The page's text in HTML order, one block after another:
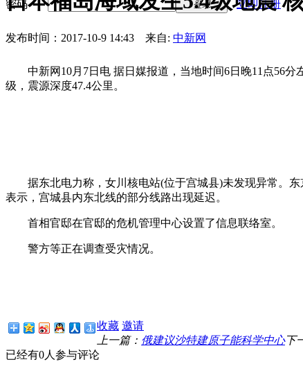
密码 登录 立即注册
发布时间：2017-10-9 14:43 来自: 中新网
中新网 10月 7日电 据日媒报道，当地时间6日晚11 点56分
级，震源深度47.4公里。
据东北电力称，女川核电站(位于宫城县)未发现异常。
表示，宫城县内东北线的部分线路出现延迟。
首相官邸在官邸的危机管理中心设置了信息联络室。
警方等正在调查受灾情况。
收藏 邀请
上一篇： 俄建议沙特建原子能科学中心下
已经有0人参与评论